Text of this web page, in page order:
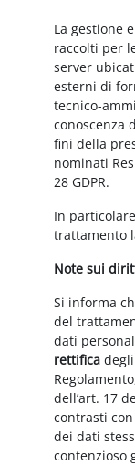
La gestione
raccolti per
server
esterni di
tecnico-
conoscenza
fini della
nominati
28 GDPR.
In
trattamento
Note sui
Si informa
del
dati
rettifica
dell’art. 17
contrasti
dei dati
contenzioso